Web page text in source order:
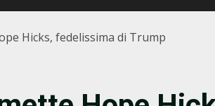
Hicks, fedelissima di Trump